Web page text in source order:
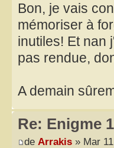
Bon, je vais
mémoriser à
inutiles! Et nan
pas rendue,
A demain
Re: Enigme
de Arrakis » Mar